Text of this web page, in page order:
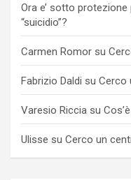
Ora e’ sotto
“suicidio”?
Carmen Romor su
Fabrizio Daldi su Cerco
Varesio Riccia su
Ulisse su Cerco un